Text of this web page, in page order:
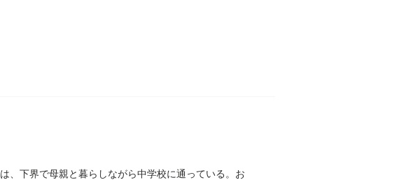
、下界で母親と暮らしながら中学校に通っている。お